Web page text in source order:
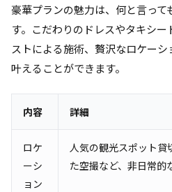
豪華プランの魅力は、何と言って
す。こだわりのドレスやタキシー
ストによる施術、贅沢なロケーシ
叶えることができます。
内容 詳細
ロケ
ーシ
ョン
人気の観光スポット貸
た空撮など、非日常的